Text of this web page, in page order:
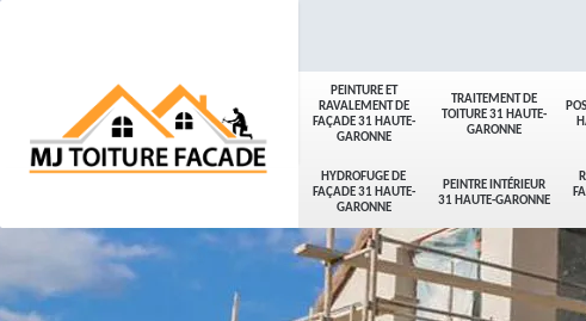
PEINTURE ET
RAVALEMENT DE
FAÇADE 31 HAUTE-
GARONNE
TRAITEMENT DE
TOITURE 31 HAUTE-
GARONNE
HYDROFUGE DE
FAÇADE 31 HAUTE-
GARONNE
PEINTRE INTÉRIEUR
31 HAUTE-GARONNE